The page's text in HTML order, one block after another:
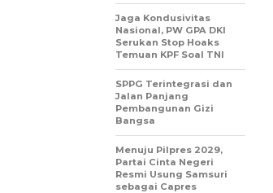
Jaga Kondusivitas
Nasional, PW GPA DKI
Serukan Stop Hoaks
Temuan KPF Soal TNI
SPPG Terintegrasi dan
Jalan Panjang
Pembangunan Gizi
Bangsa
Menuju Pilpres 2029,
Partai Cinta Negeri
Resmi Usung Samsuri
sebagai Capres